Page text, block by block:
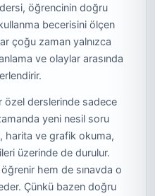
öğrencinin doğru
becerisini ölçen
çoğu zaman yalnızca
ve olaylar arasında
özel derslerinde sadece
yeni nesil soru
harita ve grafik okuma,
üzerinde de durulur.
hem de sınavda o
Çünkü bazen doğru